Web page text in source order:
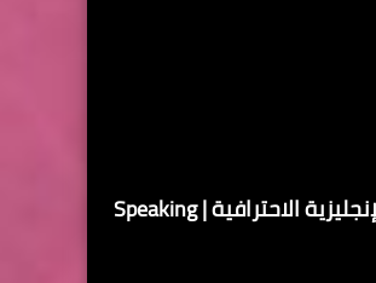
دورة مجانية: تحدث الإنجليزية الاحترافية | Speaking